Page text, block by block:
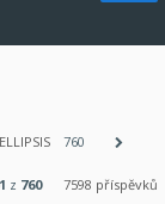
ELLIPSIS 760
z 760 7598 příspěvků